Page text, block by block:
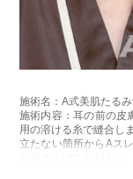
施術名：A式美肌たる
施術内容：耳の前の皮
用の溶ける糸で縫合し
立たない箇所からAス
ら引き上げてお顔を
過程でコラーゲンや